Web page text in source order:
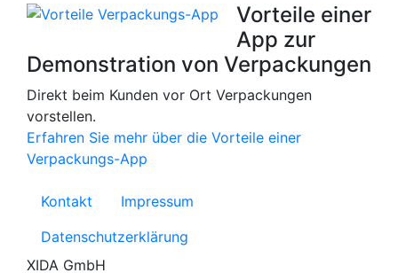
Vorteile einer
App zur
Demonstration von Verpackungen
Direkt beim Kunden vor Ort Verpackungen
vorstellen.
Erfahren Sie mehr über die Vorteile einer
Verpackungs-App
Kontakt
Impressum
Datenschutzerklärung
XIDA GmbH